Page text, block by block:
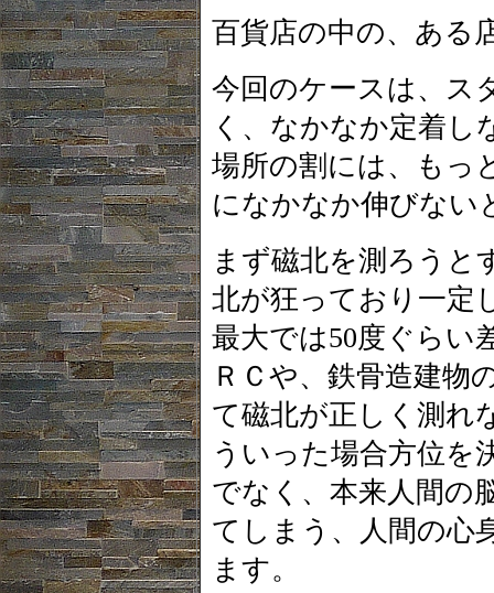
百貨店の中の、ある
今回のケースは、ス
く、なかなか定着し
場所の割には、もっ
になかなか伸びない
まず磁北を測ろうと
北が狂っており一定
最大では50度ぐらい
ＲＣや、鉄骨造建物
て磁北が正しく測れ
ういった場合方位を
でなく、本来人間の
てしまう、人間の心
ます。